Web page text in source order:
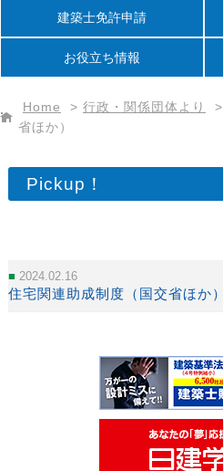
建築士免許申請
お役立ち情報
Home > 行政・関係団体より >
省ほか）
Pickup！
2024.02.16
住宅関連助成制度（国交省ほか）